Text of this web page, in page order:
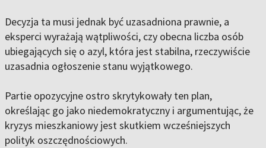
Decyzja ta musi jednak być uzasadniona prawnie, a
eksperci wyrażają wątpliwości, czy obecna liczba osób
ubiegających się o azyl, która jest stabilna, rzeczywiście
uzasadnia ogłoszenie stanu wyjątkowego.
Partie opozycyjne ostro skrytykowały ten plan,
określając go jako niedemokratyczny i argumentując, że
kryzys mieszkaniowy jest skutkiem wcześniejszych
polityk oszczędnościowych.